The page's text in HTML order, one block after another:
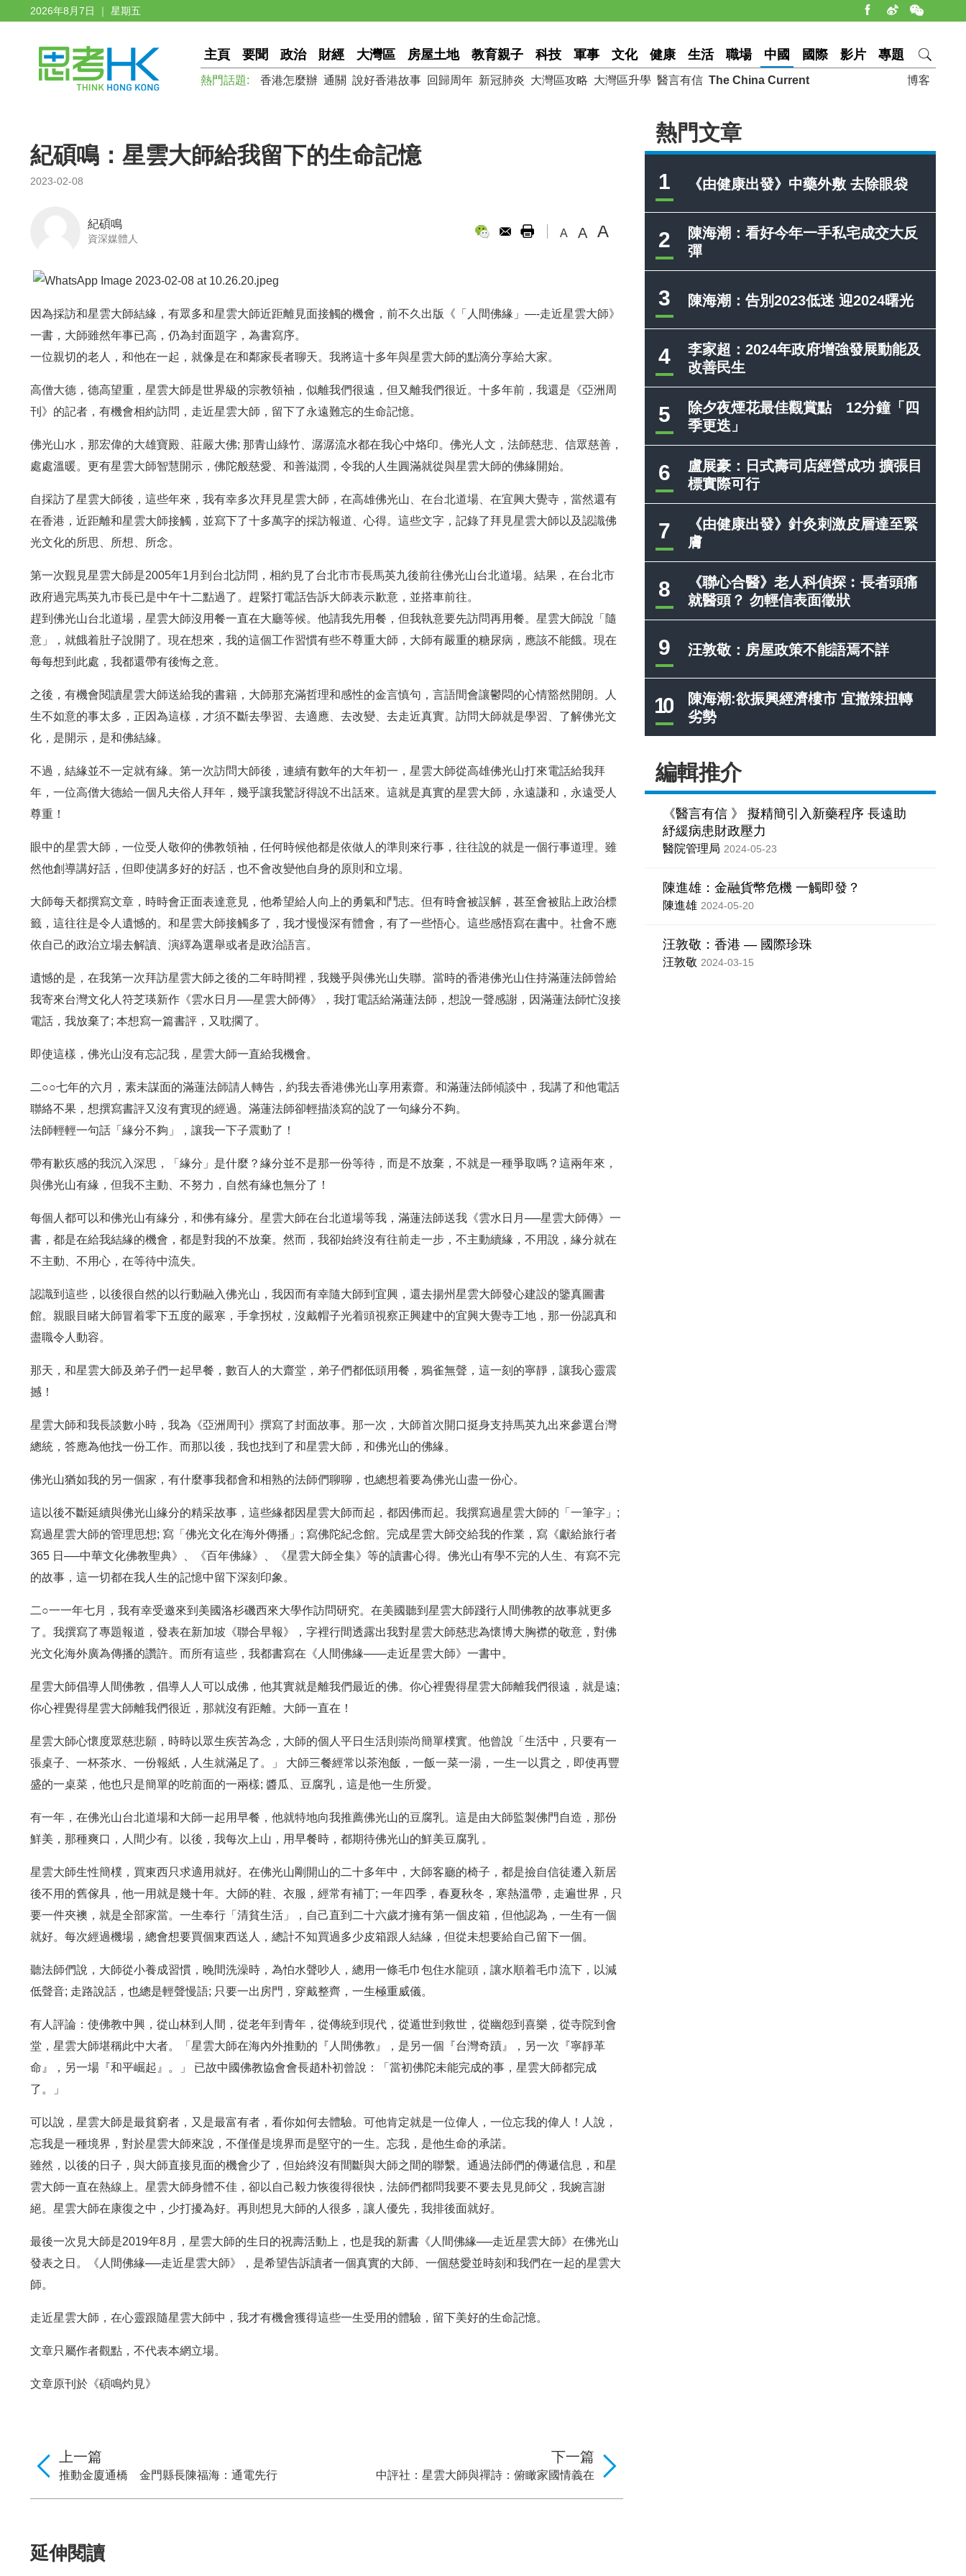
2026年8月7日 ｜ 星期五
主頁 要聞 政治 財經 大灣區 房屋土地 教育親子 科技 軍事 文化 健康 生活 職場 中國 國際 影片 專題
博客
熱門話題: 香港怎麼辦 通關 說好香港故事 回歸周年 新冠肺炎 大灣區攻略 大灣區升學 醫言有信 The China Current
熱門文章
1 《由健康出發》中藥外敷 去除眼袋
2
陳海潮：看好今年一手私宅成交大反
彈
3 陳海潮：告別2023低迷 迎2024曙光
4
李家超：2024年政府增強發展動能及
改善民生
5
除夕夜煙花最佳觀賞點 12分鐘「四
季更迭」
6
盧展豪：日式壽司店經營成功 擴張目
標實際可行
7
《由健康出發》針灸刺激皮層達至緊
膚
8
《聯心合醫》老人科偵探︰長者頭痛
就醫頭？ 勿輕信表面徵狀
9 汪敦敬：房屋政策不能語焉不詳
10
陳海潮:欲振興經濟樓市 宜撤辣扭轉
劣勢
編輯推介
《醫言有信 》 擬精簡引入新藥程序 長遠助
紓緩病患財政壓力
醫院管理局 2024-05-23
陳進雄：金融貨幣危機 一觸即發？
陳進雄 2024-05-20
汪敦敬：香港 — 國際珍珠
汪敦敬 2024-03-15
紀碩鳴：星雲大師給我留下的生命記憶
2023-02-08
紀碩鳴
資深媒體人 A A A
因為採訪和星雲大師結緣，有眾多和星雲大師近距離見面接觸的機會，前不久出版《「人間佛緣」—-走近星雲大師》
一書，大師雖然年事已高，仍為封面題字，為書寫序。
一位親切的老人，和他在一起，就像是在和鄰家長者聊天。我將這十多年與星雲大師的點滴分享給大家。
高僧大德，德高望重，星雲大師是世界級的宗教領袖，似離我們很遠，但又離我們很近。十多年前，我還是《亞洲周
刊》的記者，有機會相約訪問，走近星雲大師，留下了永遠難忘的生命記憶。
佛光山水，那宏偉的大雄寶殿、莊嚴大佛; 那青山綠竹、潺潺流水都在我心中烙印。佛光人文，法師慈悲、信眾慈善，
處處溫暖。更有星雲大師智慧開示，佛陀般慈愛、和善滋潤，令我的人生圓滿就從與星雲大師的佛緣開始。
自採訪了星雲大師後，這些年來，我有幸多次拜見星雲大師，在高雄佛光山、在台北道場、在宜興大覺寺，當然還有
在香港，近距離和星雲大師接觸，並寫下了十多萬字的採訪報道、心得。這些文字，記錄了拜見星雲大師以及認識佛
光文化的所思、所想、所念。
第一次覲見星雲大師是2005年1月到台北訪問，相約見了台北市市長馬英九後前往佛光山台北道場。結果，在台北市
政府過完馬英九市長已是中午十二點過了。趕緊打電話告訴大師表示歉意，並搭車前往。
趕到佛光山台北道場，星雲大師沒用餐一直在大廳等候。他請我先用餐，但我執意要先訪問再用餐。星雲大師說「隨
意」，就餓着肚子說開了。現在想來，我的這個工作習慣有些不尊重大師，大師有嚴重的糖尿病，應該不能餓。現在
每每想到此處，我都還帶有後悔之意。
之後，有機會閱讀星雲大師送給我的書籍，大師那充滿哲理和感性的金言慎句，言語間會讓鬱悶的心情豁然開朗。人
生不如意的事太多，正因為這樣，才須不斷去學習、去適應、去改變、去走近真實。訪問大師就是學習、了解佛光文
化，是開示，是和佛結緣。
不過，結緣並不一定就有緣。第一次訪問大師後，連續有數年的大年初一，星雲大師從高雄佛光山打來電話給我拜
年，一位高僧大德給一個凡夫俗人拜年，幾乎讓我驚訝得說不出話來。這就是真實的星雲大師，永遠謙和，永遠受人
尊重！
眼中的星雲大師，一位受人敬仰的佛教領袖，任何時候他都是依做人的準則來行事，往往說的就是一個行事道理。雖
然他創導講好話，但即使講多好的好話，也不會改變他自身的原則和立場。
大師每天都撰寫文章，時時會正面表達意見，他希望給人向上的勇氣和鬥志。但有時會被誤解，甚至會被貼上政治標
籤，這往往是令人遺憾的。和星雲大師接觸多了，我才慢慢深有體會，有了一些悟心。這些感悟寫在書中。社會不應
依自己的政治立場去解讀、演繹為選舉或者是政治語言。
遺憾的是，在我第一次拜訪星雲大師之後的二年時間裡，我幾乎與佛光山失聯。當時的香港佛光山住持滿蓮法師曾給
我寄來台灣文化人符芝瑛新作《雲水日月──星雲大師傳》，我打電話給滿蓮法師，想說一聲感謝，因滿蓮法師忙沒接
電話，我放棄了; 本想寫一篇書評，又耽擱了。
即使這樣，佛光山沒有忘記我，星雲大師一直給我機會。
二○○七年的六月，素未謀面的滿蓮法師請人轉告，約我去香港佛光山享用素齋。和滿蓮法師傾談中，我講了和他電話
聯絡不果，想撰寫書評又沒有實現的經過。滿蓮法師卻輕描淡寫的說了一句緣分不夠。
法師輕輕一句話「緣分不夠」，讓我一下子震動了！
帶有歉疚感的我沉入深思，「緣分」是什麼？緣分並不是那一份等待，而是不放棄，不就是一種爭取嗎？這兩年來，
與佛光山有緣，但我不主動、不努力，自然有緣也無分了！
每個人都可以和佛光山有緣分，和佛有緣分。星雲大師在台北道場等我，滿蓮法師送我《雲水日月──星雲大師傳》一
書，都是在給我結緣的機會，都是對我的不放棄。然而，我卻始終沒有往前走一步，不主動續緣，不用說，緣分就在
不主動、不用心，在等待中流失。
認識到這些，以後很自然的以行動融入佛光山，我因而有幸隨大師到宜興，還去揚州星雲大師發心建設的鑒真圖書
館。親眼目睹大師冒着零下五度的嚴寒，手拿拐杖，沒戴帽子光着頭視察正興建中的宜興大覺寺工地，那一份認真和
盡職令人動容。
那天，和星雲大師及弟子們一起早餐，數百人的大齋堂，弟子們都低頭用餐，鴉雀無聲，這一刻的寧靜，讓我心靈震
撼！
星雲大師和我長談數小時，我為《亞洲周刊》撰寫了封面故事。那一次，大師首次開口挺身支持馬英九出來參選台灣
總統，答應為他找一份工作。而那以後，我也找到了和星雲大師，和佛光山的佛緣。
佛光山猶如我的另一個家，有什麼事我都會和相熟的法師們聊聊，也總想着要為佛光山盡一份心。
這以後不斷延續與佛光山緣分的精采故事，這些緣都因星雲大師而起，都因佛而起。我撰寫過星雲大師的「一筆字」;
寫過星雲大師的管理思想; 寫「佛光文化在海外傳播」; 寫佛陀紀念館。完成星雲大師交給我的作業，寫《獻給旅行者
365 日──中華文化佛教聖典》、《百年佛緣》、《星雲大師全集》等的讀書心得。佛光山有學不完的人生、有寫不完
的故事，這一切都在我人生的記憶中留下深刻印象。
二○一一年七月，我有幸受邀來到美國洛杉磯西來大學作訪問研究。在美國聽到星雲大師踐行人間佛教的故事就更多
了。我撰寫了專題報道，發表在新加坡《聯合早報》，字裡行間透露出我對星雲大師慈悲為懷博大胸襟的敬意，對佛
光文化海外廣為傳播的讚許。而所有這些，我都書寫在《人間佛緣――走近星雲大師》一書中。
星雲大師倡導人間佛教，倡導人人可以成佛，他其實就是離我們最近的佛。你心裡覺得星雲大師離我們很遠，就是遠;
你心裡覺得星雲大師離我們很近，那就沒有距離。大師一直在！
星雲大師心懷度眾慈悲願，時時以眾生疾苦為念，大師的個人平日生活則崇尚簡單樸實。他曾說「生活中，只要有一
張桌子、一杯茶水、一份報紙，人生就滿足了。」 大師三餐經常以茶泡飯，一飯一菜一湯，一生一以貫之，即使再豐
盛的一桌菜，他也只是簡單的吃前面的一兩樣; 醬瓜、豆腐乳，這是他一生所愛。
有一年，在佛光山台北道場和大師一起用早餐，他就特地向我推薦佛光山的豆腐乳。這是由大師監製佛門自造，那份
鮮美，那種爽口，人間少有。以後，我每次上山，用早餐時，都期待佛光山的鮮美豆腐乳 。
星雲大師生性簡樸，買東西只求適用就好。在佛光山剛開山的二十多年中，大師客廳的椅子，都是撿自信徒遷入新居
後不用的舊傢具，他一用就是幾十年。大師的鞋、衣服，經常有補丁; 一年四季，春夏秋冬，寒熱溫帶，走遍世界，只
要一件夾襖，就是全部家當。一生奉行「清貧生活」，自己直到二十六歲才擁有第一個皮箱，但他認為，一生有一個
就好。每次經過機場，總會想要買個東西送人，總計不知買過多少皮箱跟人結緣，但從未想要給自己留下一個。
聽法師們說，大師從小養成習慣，晚間洗澡時，為怕水聲吵人，總用一條毛巾包住水龍頭，讓水順着毛巾流下，以減
低聲音; 走路說話，也總是輕聲慢語; 只要一出房門，穿戴整齊，一生極重威儀。
有人評論：使佛教中興，從山林到人間，從老年到青年，從傳統到現代，從遁世到救世，從幽怨到喜樂，從寺院到會
堂，星雲大師堪稱此中大者。「星雲大師在海內外推動的『人間佛教』，是另一個『台灣奇蹟』，另一次『寧靜革
命』，另一場『和平崛起』。」 已故中國佛教協會會長趙朴初曾說：「當初佛陀未能完成的事，星雲大師都完成
了。」
可以說，星雲大師是最貧窮者，又是最富有者，看你如何去體驗。可他肯定就是一位偉人，一位忘我的偉人！人說，
忘我是一種境界，對於星雲大師來說，不僅僅是境界而是堅守的一生。忘我，是他生命的承諾。
雖然，以後的日子，與大師直接見面的機會少了，但始終沒有間斷與大師之間的聯繫。通過法師們的傳遞信息，和星
雲大師一直在熱線上。星雲大師身體不佳，卻以自己毅力恢復得很快，法師們都問我要不要去見見師父，我婉言謝
絕。星雲大師在康復之中，少打擾為好。再則想見大師的人很多，讓人優先，我排後面就好。
最後一次見大師是2019年8月，星雲大師的生日的祝壽活動上，也是我的新書《人間佛緣──走近星雲大師》在佛光山
發表之日。《人間佛緣──走近星雲大師》，是希望告訴讀者一個真實的大師、一個慈愛並時刻和我們在一起的星雲大
師。
走近星雲大師，在心靈跟隨星雲大師中，我才有機會獲得這些一生受用的體驗，留下美好的生命記憶。
文章只屬作者觀點，不代表本網立場。
文章原刊於《碩鳴灼見》
下一篇
中評社：星雲大師與禪詩：俯瞰家國情義在
上一篇
推動金廈通橋 金門縣長陳福海：通電先行
延伸閱讀